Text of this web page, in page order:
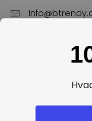
Hverdage fra